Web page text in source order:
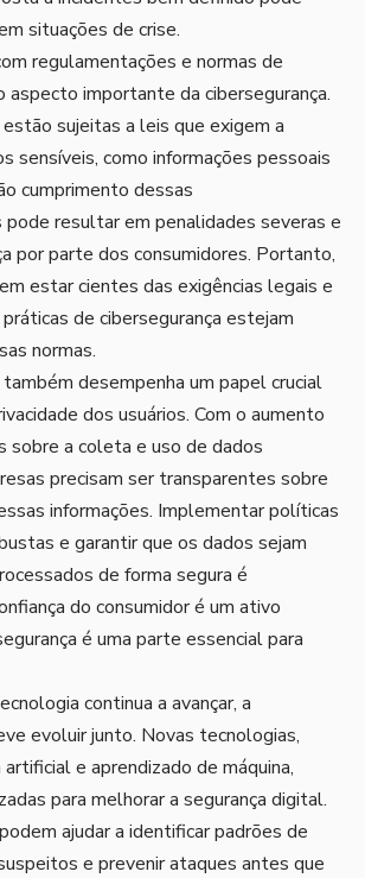
situações de crise.
regulamentações e normas de
aspecto importante da cibersegurança.
sujeitas a leis que exigem a
sensíveis, como informações pessoais
cumprimento dessas
resultar em penalidades severas e
por parte dos consumidores. Portanto,
estar cientes das exigências legais e
de cibersegurança estejam
normas.
desempenha um papel crucial
dos usuários. Com o aumento
sobre a coleta e uso de dados
precisam ser transparentes sobre
informações. Implementar políticas
e garantir que os dados sejam
de forma segura é
do consumidor é um ativo
é uma parte essencial para
continua a avançar, a
evoluir junto. Novas tecnologias,
e aprendizado de máquina,
para melhorar a segurança digital.
ajudar a identificar padrões de
e prevenir ataques antes que